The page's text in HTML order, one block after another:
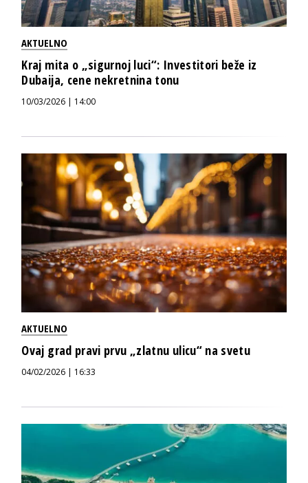
AKTUELNO
Kraj mita o „sigurnoj luci“: Investitori beže iz
Dubaija, cene nekretnina tonu
10/03/2026 | 14:00
AKTUELNO
Ovaj grad pravi prvu „zlatnu ulicu“ na svetu
04/02/2026 | 16:33